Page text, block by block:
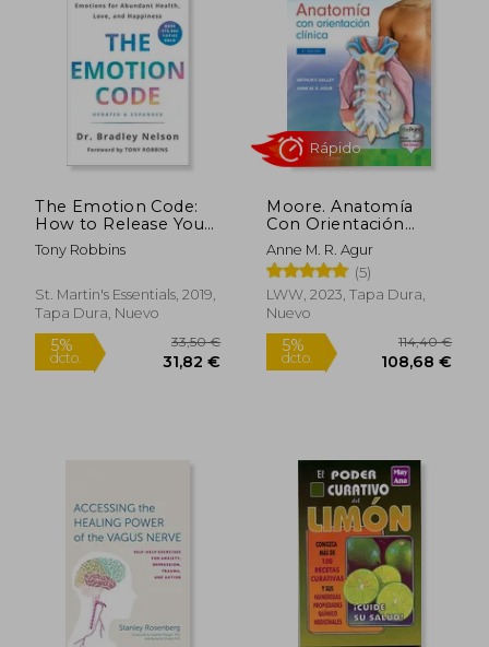
5%
35,39 €
5%
dcto.
5%
dcto. 49,39 €
Rápido
5%
dcto.
The Emotion Code:
How to Release Your
Trapped Emotions
for Abundant Health,
(en Inglés)
Tony Robbins
St. Martin's Essentials, 2019,
Tapa Dura, Nuevo
Moore. Anatomía
Con Orientación
Clínica
Anne M. R. Agur
(5)
LWW, 2023, Tapa Dura,
Nuevo